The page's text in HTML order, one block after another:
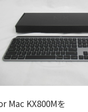
Mac KX800Mを